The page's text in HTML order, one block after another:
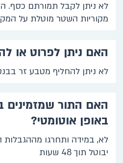
לא ניתן לקבל תמורתם כסף.
מקוריות השטר מוטלת על
האם ניתן לפרוט או
לא ניתן להחליף מטבע זר
האם התור
באופן אוטומטי?
לא, במידה ותחרגו מההגבלות
יבוטל תוך 48 שעות